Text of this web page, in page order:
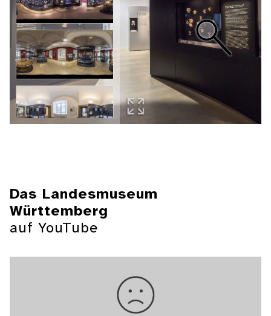
Das Landesmuseum
Württemberg
auf YouTube